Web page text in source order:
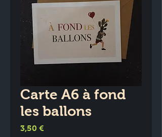
Carte A6 à fond
les ballons
3,50 €